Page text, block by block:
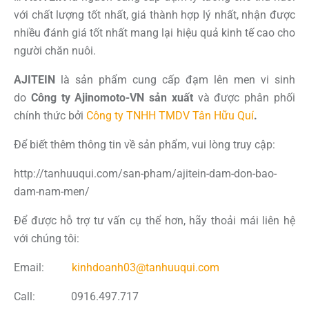
với chất lượng tốt nhất, giá thành hợp lý nhất, nhận được
nhiều đánh giá tốt nhất mang lại hiệu quả kinh tế cao cho
người chăn nuôi.
AJITEIN
là sản phẩm cung cấp đạm lên men vi sinh
do Công ty Ajinomoto-VN sản xuấtvà được phân phối
chính thức bởi Công ty TNHH TMDV Tân Hữu Quí.
Để biết thêm thông tin về sản phẩm, vui lòng truy cập:
http://tanhuuqui.com/san-pham/ajitein-dam-don-bao-
dam-nam-men/
Để được hỗ trợ tư vấn cụ thể hơn, hãy thoải mái liên hệ
với chúng tôi:
Email: kinhdoanh03@tanhuuqui.com
Call: 0916.497.717